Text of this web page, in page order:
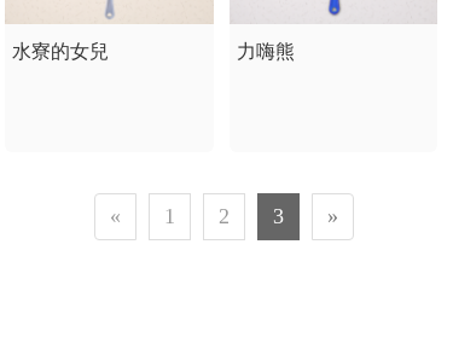
水寮的女兒 力嗨熊
« 1 2 3 »